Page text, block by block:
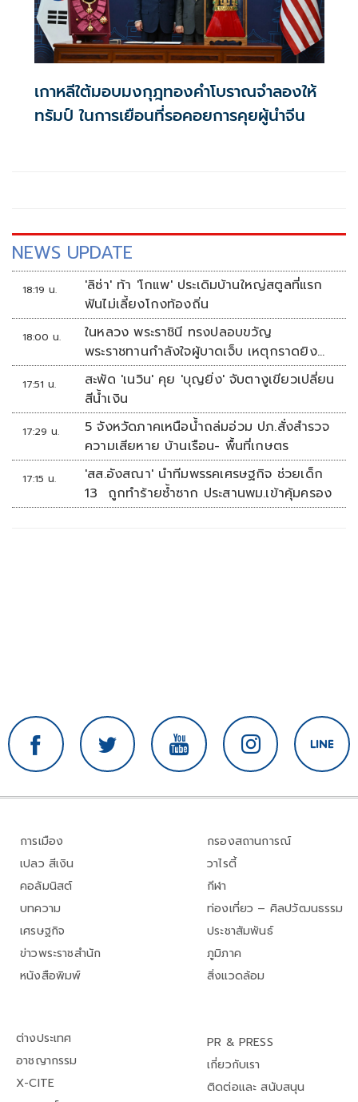
เกาหลีใต้มอบมงกุฎทองคำโบราณจำลองให้
ทรัมป์ ในการเยือนที่รอคอยการคุยผู้นำจีน
NEWS UPDATE
18:19 น.
'ลิซ่า' ท้า 'โกแพ' ประเดิมบ้านใหญ่สตูลที่แรก
ฟันไม่เลี้ยงโกงท้องถิ่น
18:00 น.
ในหลวง พระราชินี ทรงปลอบขวัญ
พระราชทานกำลังใจผู้บาดเจ็บ เหตุกราดยิง
รร.เทพศิรินทร์นนทบุรี
17:51 น.
สะพัด 'เนวิน' คุย 'บุญยิ่ง' จับตางูเขียวเปลี่ยน
สีน้ำเงิน
17:29 น.
5 จังหวัดภาคเหนือน้ำถล่มอ่วม ปภ.สั่งสำรวจ
ความเสียหาย บ้านเรือน- พื้นที่เกษตร
17:15 น.
'สส.อังสณา' นำทีมพรรคเศรษฐกิจ ช่วยเด็ก
13 ถูกทำร้ายซ้ำซาก ประสานพม.เข้าคุ้มครอง
การเมือง
เปลว สีเงิน
คอลัมนิสต์
บทความ
เศรษฐกิจ
ข่าวพระราชสำนัก
หนังสือพิมพ์
กรองสถานการณ์
วาไรตี้
กีฬา
ท่องเที่ยว – ศิลปวัฒนธรรม
ประชาสัมพันธ์
ภูมิภาค
สิ่งแวดล้อม
ต่างประเทศ
อาชญากรรม
X-CITE
PR & PRESS
เกี่ยวกับเรา
ติดต่อและ สนับสนุน